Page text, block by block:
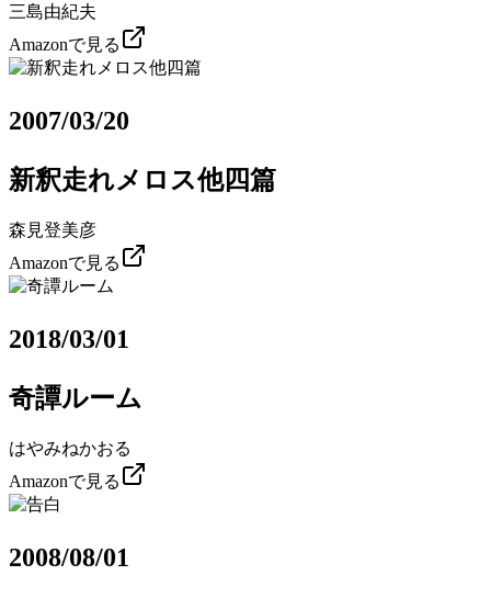
三島由紀夫
Amazonで見る
2007/03/20
新釈走れメロス他四篇
森見登美彦
Amazonで見る
2018/03/01
奇譚ルーム
はやみねかおる
Amazonで見る
2008/08/01